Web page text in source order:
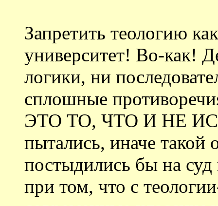
Запретить теологию
университет! Во-как!
логики, ни
сплошные
ЭТО ТО, ЧТО И НЕ
пытались, иначе такой
постыдились бы на
при том, что с